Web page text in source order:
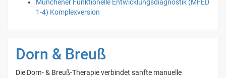
Münchener Funktionelle Entwicklungsdiagnostik (MFED
1-4) Komplexversion
Dorn & Breuß
Die Dorn- & Breuß-Therapie verbindet sanfte manuelle